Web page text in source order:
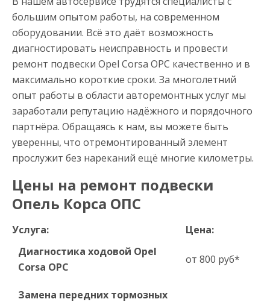
большим опытом работы, на современном
оборудовании. Всё это даёт возможность
диагностировать неисправность и провести
ремонт подвески Opel Corsa OPC качественно и в
максимально короткие сроки. За многолетний
опыт работы в области авторемонтных услуг мы
заработали репутацию надёжного и порядочного
партнёра. Обращаясь к нам, вы можете быть
уверенны, что отремонтированный элемент
прослужит без нареканий ещё многие километры.
Цены на ремонт подвески
Опель Корса ОПС
Услуга:
Цена:
Диагностика ходовой Opel
Corsa OPC
от 800 руб*
Замена передних тормозных